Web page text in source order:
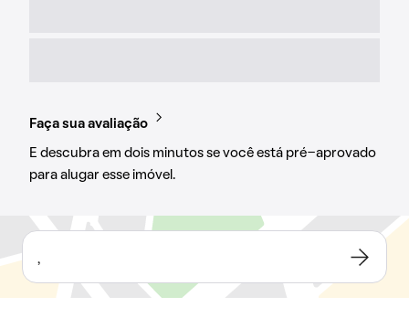
Faça sua avaliação
E descubra em dois minutos se você está pré-aprovado
para alugar esse imóvel.
,